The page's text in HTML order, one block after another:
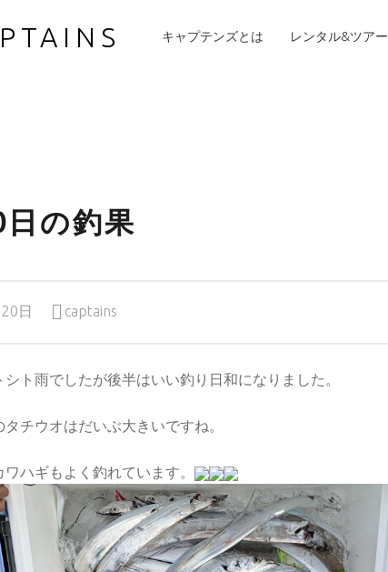
キャプテンズとは レンタル&ツアー
の釣果
日
captains
ト雨でしたが後半はいい釣り日和になりました。
チウオはだいぶ大きいですね。
ハギもよく釣れています。